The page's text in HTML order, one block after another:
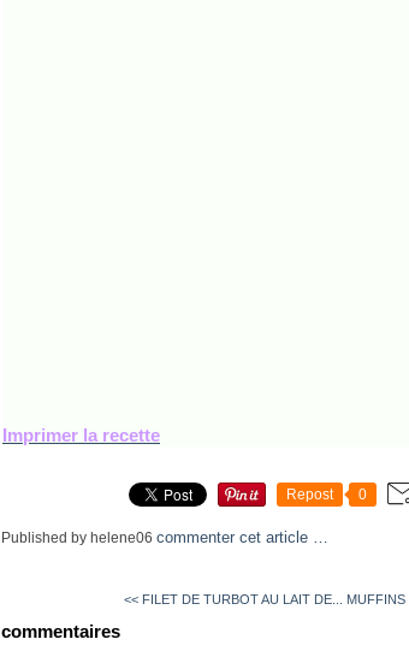
Imprimer la recette
Repost 0
Published by helene06 commenter cet article …
<< FILET DE TURBOT AU LAIT DE... MUFFINS
commentaires